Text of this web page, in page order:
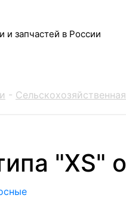
и запчастей в России
-
"XS"